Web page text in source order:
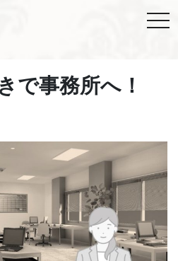
で事務所へ！